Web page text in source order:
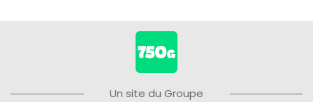
Un site du Groupe